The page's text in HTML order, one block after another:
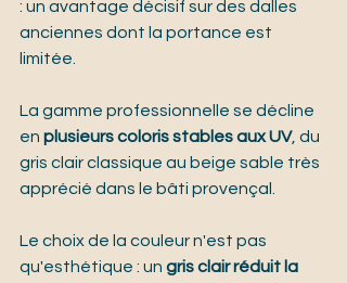
: un avantage décisif sur des dalles
anciennes dont la portance est
limitée.
La gamme professionnelle se décline
en plusieurs coloris stables aux UV, du
gris clair classique au beige sable très
apprécié dans le bâti provençal.
Le choix de la couleur n'est pas
qu'esthétique : un gris clair réduit la